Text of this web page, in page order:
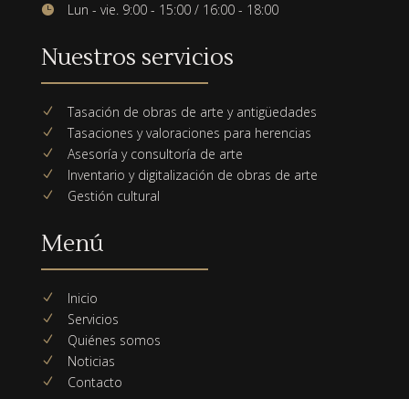
 Lun - vie. 9:00 - 15:00 / 16:00 - 18:00
Nuestros servicios
N Tasación de obras de arte y antigüedades
N Tasaciones y valoraciones para herencias
N Asesoría y consultoría de arte
N Inventario y digitalización de obras de arte
N Gestión cultural
Menú
N Inicio
N Servicios
N Quiénes somos
N Noticias
N Contacto